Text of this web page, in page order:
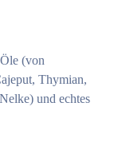
(von
Thymian,
und echtes